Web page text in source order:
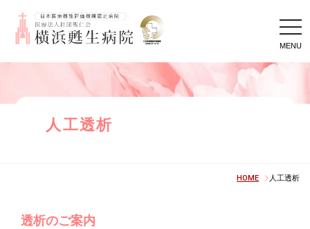
人工透析
HOME 人工透析
透析のご案内